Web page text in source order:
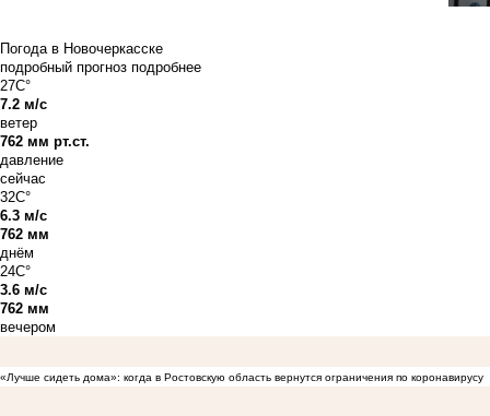
Погода в Новочеркасске
подробный прогноз подробнее
27C°
7.2 м/с
ветер
762 мм рт.ст.
давление
сейчас
32C°
6.3 м/с
762 мм
днём
24C°
3.6 м/с
762 мм
вечером
«Лучше сидеть дома»: когда в Ростовскую область вернутся ограничения по коронавирусу